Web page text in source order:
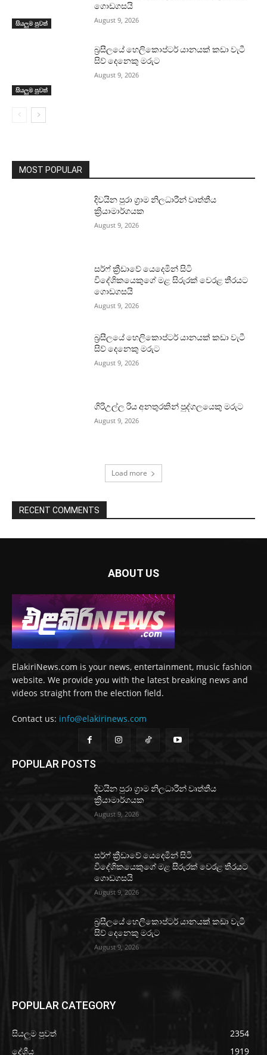
සියලුම පුවත්
ගොඩගසයි
August 9, 2026
සියලුම පුවත්
බ්‍රසීලයේ හෙලිකොප්ටර් යානයක් කඩා වැටී
සිව් දෙනෙකු මරුට
August 9, 2026
MOST POPULAR
දිවයින පුරා ග්‍රාම නිලධාරීන් වෘත්තීය
ක්‍රියාමාර්ගයක
August 9, 2026
සර්ෆ් ක්‍රීඩාවේ යෙදෙමින් සිටි
විදේශිකයෙකුගේ මළ සිරුරක් වෙරළ තීරයට
ගොඩගසයි
August 9, 2026
බ්‍රසීලයේ හෙලිකොප්ටර් යානයක් කඩා වැටී
සිව් දෙනෙකු මරුට
August 9, 2026
ගිරිඋල්ල රිය අනතුරකින් පුද්ගලයෙකු මරුට
August 9, 2026
Load more
RECENT COMMENTS
ABOUT US
ElakiriNews.com is your news, entertainment, music fashion
website. We provide you with the latest breaking news and
videos straight from the election field.
Contact us: info@elakirinews.com
POPULAR POSTS
දිවයින පුරා ග්‍රාම නිලධාරීන් වෘත්තීය
ක්‍රියාමාර්ගයක
August 9, 2026
සර්ෆ් ක්‍රීඩාවේ යෙදෙමින් සිටි
විදේශිකයෙකුගේ මළ සිරුරක් වෙරළ තීරයට
ගොඩගසයි
August 9, 2026
බ්‍රසීලයේ හෙලිකොප්ටර් යානයක් කඩා වැටී
සිව් දෙනෙකු මරුට
August 9, 2026
POPULAR CATEGORY
සියලුම පුවත්
2354
දේශීය
1919